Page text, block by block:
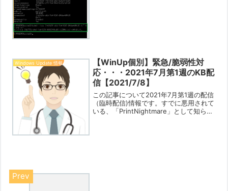
Windows Update 情報
【WinUp個別】緊急/脆弱性対
応・・・2021年7月第1週のKB配
信【2021/7/8】
この記事について2021年7月第1週の配信
（臨時配信)情報です。すでに悪用されて
いる、「PrintNightmare」として知られ